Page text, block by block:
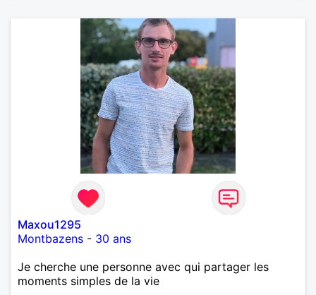
Maxou1295
Montbazens - 30 ans
Je cherche une personne avec qui partager les
moments simples de la vie